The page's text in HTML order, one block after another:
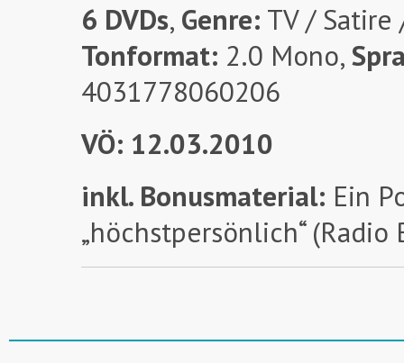
6 DVDs, Genre: TV /
Tonformat: 2.0 Mono,
4031778060206
VÖ: 12.03.2010
inkl. Bonusmaterial: Ein
„höchstpersönlich“ (Radio